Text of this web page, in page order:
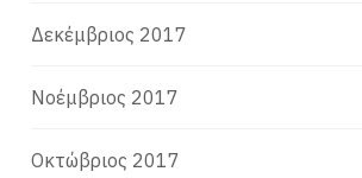
Δεκέμβριος 2017
Νοέμβριος 2017
Οκτώβριος 2017